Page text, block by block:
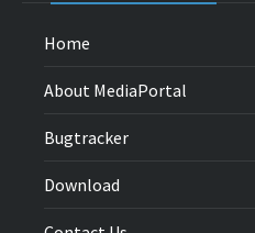
Home
About MediaPortal
Bugtracker
Download